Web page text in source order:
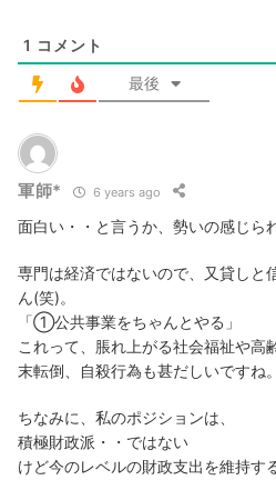
1 コメント
最後
軍師* 6 years ago
面白い・・と言うか、勢いの感じら
専門は経済ではないので、又貸しと
ん(笑)。
「①公共事業をちゃんとやる」
これって、脹れ上がる社会福祉や高
末転倒、自殺行為も甚だしいですね。
ちなみに、私のポジションは、
積極財政派・・ではない
けど今のレベルの財政支出を維持す